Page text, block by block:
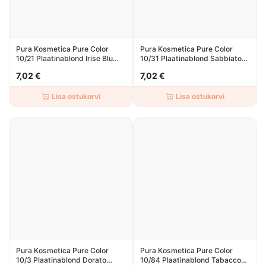
Pura Kosmetica Pure Color
10/21 Plaatinablond Irise Blu
7,02 €
Lisa ostukorvi
Pura Kosmetica Pure Color
10/31 Plaatinablond Sabbiato
7,02 €
Lisa ostukorvi
Pura Kosmetica Pure Color
10/3 Plaatinablond Dorato
Pura Kosmetica Pure Color
10/84 Plaatinablond Tabacco